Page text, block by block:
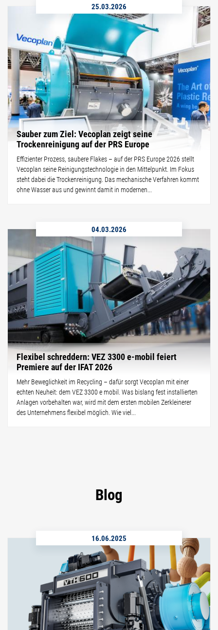
25.03.2026
Sauber zum Ziel: Vecoplan zeigt seine
Trockenreinigung auf der PRS Europe
Effizienter Prozess, saubere Flakes – auf der PRS Europe 2026 stellt
Vecoplan seine Reinigungstechnologie in den Mittelpunkt. Im Fokus
steht dabei die Trockenreinigung. Das mechanische Verfahren kommt
ohne Wasser aus und gewinnt damit in modernen...
04.03.2026
Flexibel schreddern: VEZ 3300 e-mobil feiert
Premiere auf der IFAT 2026
Mehr Beweglichkeit im Recycling – dafür sorgt Vecoplan mit einer
echten Neuheit: dem VEZ 3300 e mobil. Was bislang fest installierten
Anlagen vorbehalten war, wird mit dem ersten mobilen Zerkleinerer
des Unternehmens flexibel möglich. Wie viel...
Blog
16.06.2025